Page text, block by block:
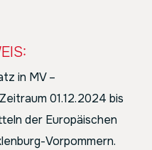
in MV –
01.12.2024 bis
der Europäischen
Vorpommern.